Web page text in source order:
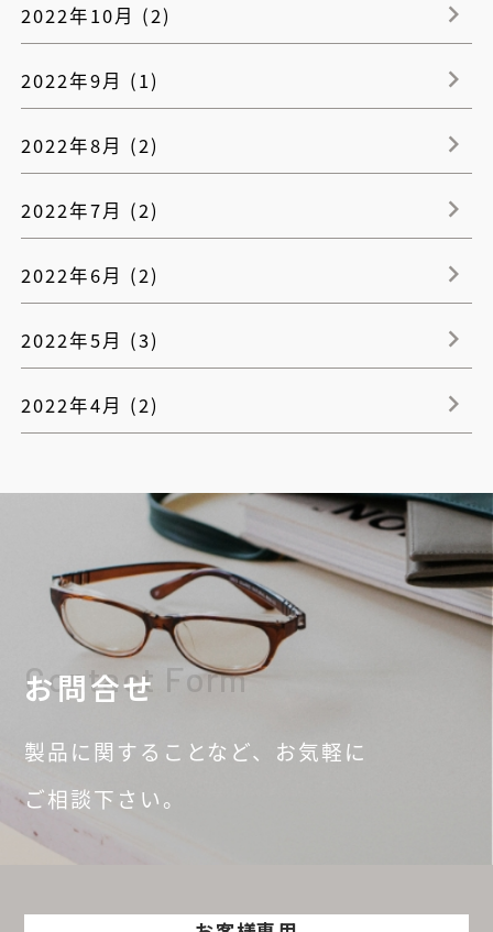
2022年10月 (2)
2022年9月 (1)
2022年8月 (2)
2022年7月 (2)
2022年6月 (2)
2022年5月 (3)
2022年4月 (2)
お問合せ
Contact Form
製品に関することなど、 お気軽に
ご相談下さい。